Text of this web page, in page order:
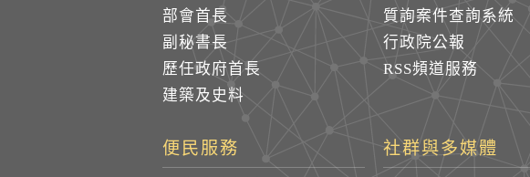
部會首長
副秘書長
歷任政府首長
建築及史料
質詢案件查詢系統
行政院公報
RSS頻道服務
便民服務 社群與多媒體